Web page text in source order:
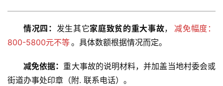
力
校
情况四： 发生其它家庭致贫的重大事故，
减免幅度：
800-5800元不等。具体数额根据情况而定。
减免依据： 重大事故的说明材料，并加盖当地村委会或
街道办事处印章（附. 联系电话）。